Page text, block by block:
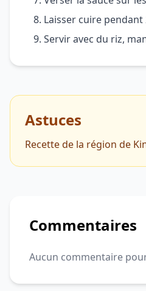
Laisser cuire
Servir avec du riz,
Astuces
Recette de la région de
Commentaires
Aucun commentaire